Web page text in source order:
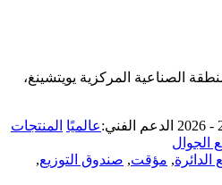
ويفت 19، المنطقة الصناعية المركزية يويتشينغ،
عالميًا المنتجات
الجوال
الدائرة, مؤقت, صندوق التوزيع,